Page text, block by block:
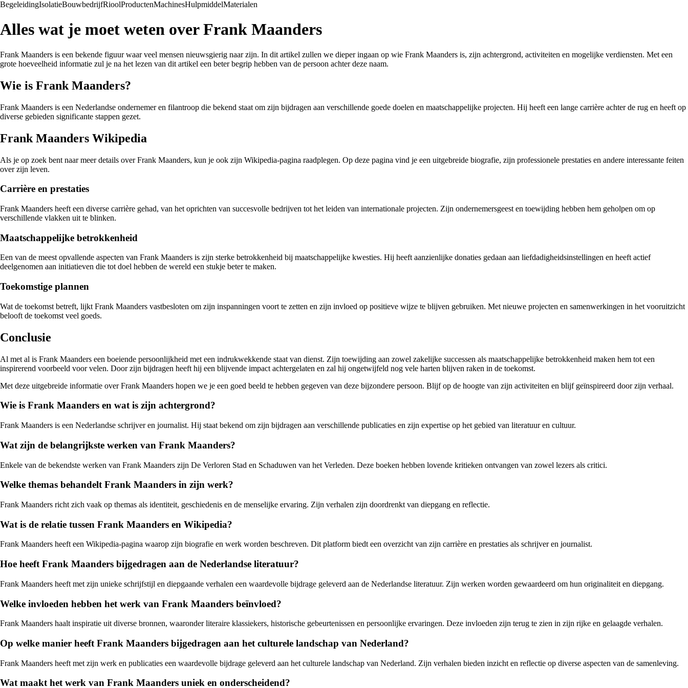
BegeleidingIsolatieBouwbedrijfRioolProductenMachinesHulpmiddelMaterialen
Alles wat je moet weten over Frank Maanders
Frank Maanders is een bekende figuur waar veel mensen nieuwsgierig naar zijn. In dit artikel zullen we dieper ingaan op wie Frank Maanders is, zijn achtergrond, activiteiten en mogelijke verdiensten. Met een
grote hoeveelheid informatie zul je na het lezen van dit artikel een beter begrip hebben van de persoon achter deze naam.
Wie is Frank Maanders?
Frank Maanders is een Nederlandse ondernemer en filantroop die bekend staat om zijn bijdragen aan verschillende goede doelen en maatschappelijke projecten. Hij heeft een lange carrière achter de rug en heeft op
diverse gebieden significante stappen gezet.
Frank Maanders Wikipedia
Als je op zoek bent naar meer details over Frank Maanders, kun je ook zijn Wikipedia-pagina raadplegen. Op deze pagina vind je een uitgebreide biografie, zijn professionele prestaties en andere interessante feiten
over zijn leven.
Carrière en prestaties
Frank Maanders heeft een diverse carrière gehad, van het oprichten van succesvolle bedrijven tot het leiden van internationale projecten. Zijn ondernemersgeest en toewijding hebben hem geholpen om op
verschillende vlakken uit te blinken.
Maatschappelijke betrokkenheid
Een van de meest opvallende aspecten van Frank Maanders is zijn sterke betrokkenheid bij maatschappelijke kwesties. Hij heeft aanzienlijke donaties gedaan aan liefdadigheidsinstellingen en heeft actief
deelgenomen aan initiatieven die tot doel hebben de wereld een stukje beter te maken.
Toekomstige plannen
Wat de toekomst betreft, lijkt Frank Maanders vastbesloten om zijn inspanningen voort te zetten en zijn invloed op positieve wijze te blijven gebruiken. Met nieuwe projecten en samenwerkingen in het vooruitzicht
belooft de toekomst veel goeds.
Conclusie
Al met al is Frank Maanders een boeiende persoonlijkheid met een indrukwekkende staat van dienst. Zijn toewijding aan zowel zakelijke successen als maatschappelijke betrokkenheid maken hem tot een
inspirerend voorbeeld voor velen. Door zijn bijdragen heeft hij een blijvende impact achtergelaten en zal hij ongetwijfeld nog vele harten blijven raken in de toekomst.
Met deze uitgebreide informatie over Frank Maanders hopen we je een goed beeld te hebben gegeven van deze bijzondere persoon. Blijf op de hoogte van zijn activiteiten en blijf geïnspireerd door zijn verhaal.
Wie is Frank Maanders en wat is zijn achtergrond?
Frank Maanders is een Nederlandse schrijver en journalist. Hij staat bekend om zijn bijdragen aan verschillende publicaties en zijn expertise op het gebied van literatuur en cultuur.
Wat zijn de belangrijkste werken van Frank Maanders?
Enkele van de bekendste werken van Frank Maanders zijn De Verloren Stad en Schaduwen van het Verleden. Deze boeken hebben lovende kritieken ontvangen van zowel lezers als critici.
Welke themas behandelt Frank Maanders in zijn werk?
Frank Maanders richt zich vaak op themas als identiteit, geschiedenis en de menselijke ervaring. Zijn verhalen zijn doordrenkt van diepgang en reflectie.
Wat is de relatie tussen Frank Maanders en Wikipedia?
Frank Maanders heeft een Wikipedia-pagina waarop zijn biografie en werk worden beschreven. Dit platform biedt een overzicht van zijn carrière en prestaties als schrijver en journalist.
Hoe heeft Frank Maanders bijgedragen aan de Nederlandse literatuur?
Frank Maanders heeft met zijn unieke schrijfstijl en diepgaande verhalen een waardevolle bijdrage geleverd aan de Nederlandse literatuur. Zijn werken worden gewaardeerd om hun originaliteit en diepgang.
Welke invloeden hebben het werk van Frank Maanders beïnvloed?
Frank Maanders haalt inspiratie uit diverse bronnen, waaronder literaire klassiekers, historische gebeurtenissen en persoonlijke ervaringen. Deze invloeden zijn terug te zien in zijn rijke en gelaagde verhalen.
Op welke manier heeft Frank Maanders bijgedragen aan het culturele landschap van Nederland?
Frank Maanders heeft met zijn werk en publicaties een waardevolle bijdrage geleverd aan het culturele landschap van Nederland. Zijn verhalen bieden inzicht en reflectie op diverse aspecten van de samenleving.
Wat maakt het werk van Frank Maanders uniek en onderscheidend?